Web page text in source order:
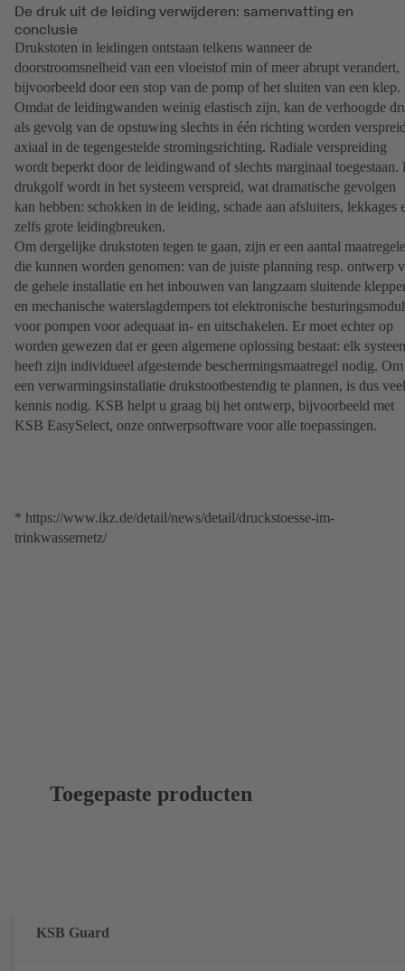
De druk uit de leiding verwijderen: samenvatting en
conclusie
Drukstoten in leidingen ontstaan telkens wanneer de
doorstroomsnelheid van een vloeistof min of meer abrupt verandert,
bijvoorbeeld door een stop van de pomp of het sluiten van een klep.
Omdat de leidingwanden weinig elastisch zijn, kan de verhoogde
als gevolg van de opstuwing slechts in één richting worden
axiaal in de tegengestelde stromingsrichting. Radiale verspreiding
wordt beperkt door de leidingwand of slechts marginaal toegestaan.
drukgolf wordt in het systeem verspreid, wat dramatische gevolgen
kan hebben: schokken in de leiding, schade aan afsluiters, lekkages
zelfs grote leidingbreuken.
Om dergelijke drukstoten tegen te gaan, zijn er een aantal
die kunnen worden genomen: van de juiste planning resp. ontwerp
de gehele installatie en het inbouwen van langzaam sluitende
en mechanische waterslagdempers tot elektronische
voor pompen voor adequaat in- en uitschakelen. Er moet echter op
worden gewezen dat er geen algemene oplossing bestaat: elk
heeft zijn individueel afgestemde beschermingsmaatregel nodig. Om
een verwarmingsinstallatie drukstootbestendig te plannen, is dus veel
kennis nodig. KSB helpt u graag bij het ontwerp, bijvoorbeeld met
KSB EasySelect, onze ontwerpsoftware voor alle toepassingen.
* https://www.ikz.de/detail/news/detail/druckstoesse-im-
trinkwassernetz/
Toegepaste producten
KSB Guard